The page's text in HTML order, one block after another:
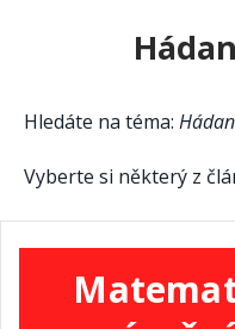
Hledáte na téma:
Vyberte si některý z